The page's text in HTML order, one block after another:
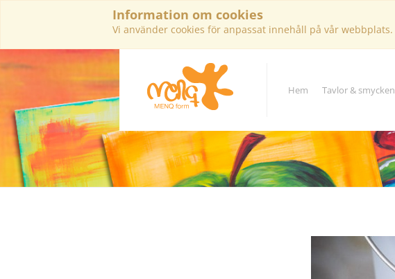
Information om cookies
Vi använder cookies för anpassat innehåll på vår webbplats.
Hem Tavlor & smycken